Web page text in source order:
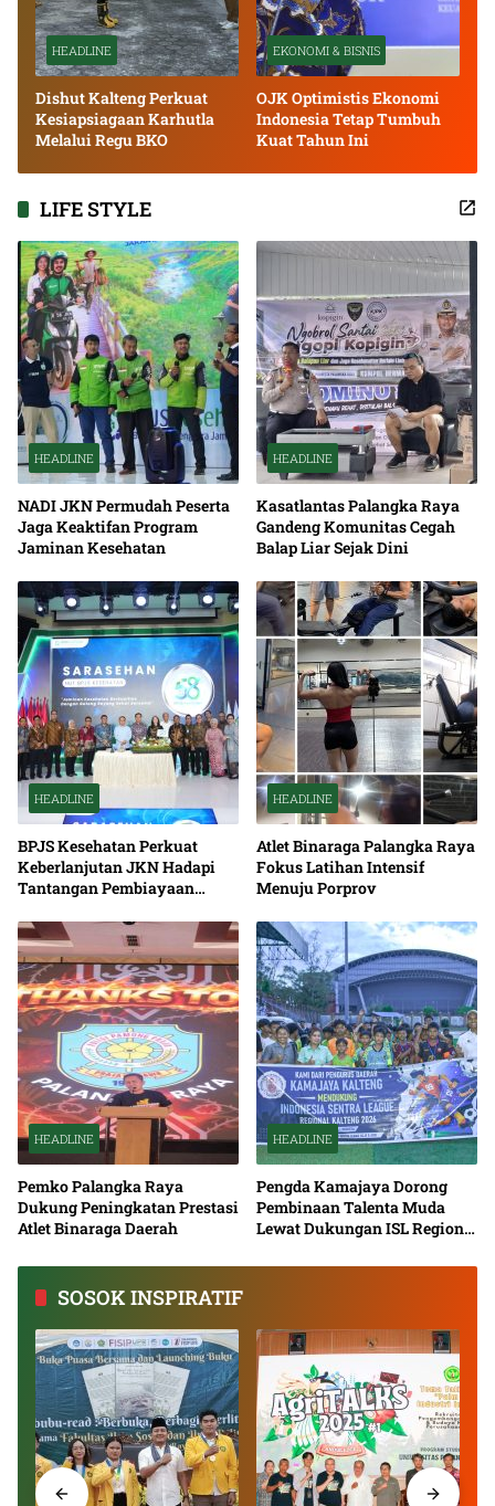
HEADLINE
Dishut Kalteng Perkuat
Kesiapsiagaan Karhutla
Melalui Regu BKO
EKONOMI & BISNIS
OJK Optimistis Ekonomi
Indonesia Tetap Tumbuh
Kuat Tahun Ini
LIFE STYLE
HEADLINE
NADI JKN Permudah Peserta
Jaga Keaktifan Program
Jaminan Kesehatan
HEADLINE
Kasatlantas Palangka Raya
Gandeng Komunitas Cegah
Balap Liar Sejak Dini
HEADLINE
BPJS Kesehatan Perkuat
Keberlanjutan JKN Hadapi
Tantangan Pembiayaan
HEADLINE
Atlet Binaraga Palangka Raya
Fokus Latihan Intensif
Menuju Porprov
HEADLINE
Pemko Palangka Raya
Dukung Peningkatan Prestasi
Atlet Binaraga Daerah
HEADLINE
Pengda Kamajaya Dorong
Pembinaan Talenta Muda
Lewat Dukungan ISL Regional
SOSOK INSPIRATIF